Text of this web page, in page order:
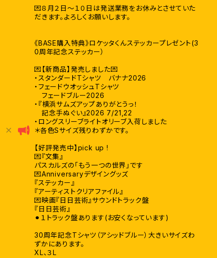
💌８月２日〜１０日は発送業務をお休みとさせていた
だきます。よろしくお願いします。
《BASE購入特典》ロケッタくんステッカープレゼント(3
0周年記念ステッカー）
💌【新商品】発売しました💌
・スタンダードTシャツ バナナ2026
・フェードウオッシュTシャツ
フェードブルー2026
・『横浜サムズアップありがとうっ！
記念手ぬぐい』2026 7/21,22
・ロングスリーブライトオリーブ入荷しました
＊各色Sサイズ残りわずかです。
【好評発売中】pick up !
💌『文集』
パスカルズの「もう一つの世界」です
💌Anniversaryデザイングッズ
『ステッカー』
『アーティストクリアファイル』
💌映画『日日芸術』サウンドトラック盤
『日日芸術』
⚫︎１トラック盤あります(お安くなっています)
30周年記念Tシャツ（アシッドブルー）大きいサイズわ
ずかにあります。
XL、３L